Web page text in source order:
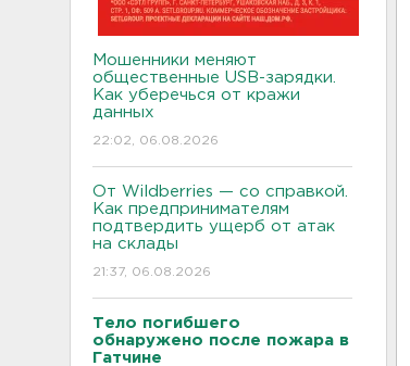
Мошенники меняют
общественные USB-зарядки.
Как уберечься от кражи
данных
22:02, 06.08.2026
От Wildberries — со справкой.
Как предпринимателям
подтвердить ущерб от атак
на склады
21:37, 06.08.2026
Тело погибшего
обнаружено после пожара в
Гатчине